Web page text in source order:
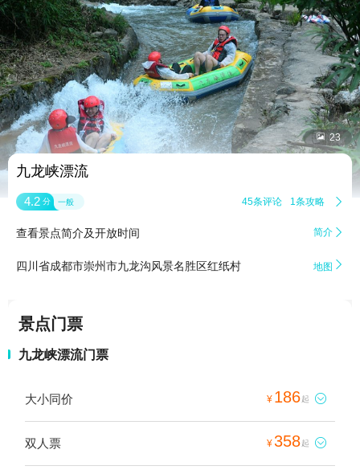
 23
九龙峡漂流
4.2 分 一般 45条评论 1条攻略 
查看景点简介及开放时间 简介 
四川省成都市崇州市九龙沟风景名胜区红纸村 地图 
景点门票
九龙峡漂流门票
大小同价 ¥ 186起 
双人票 ¥358起 
